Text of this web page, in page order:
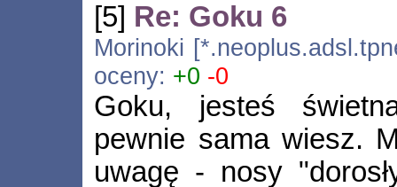
[5] Re: Goku 6
Morinoki
oceny: +0 -0
Goku, jesteś
pewnie sama wiesz.
uwagę - nosy